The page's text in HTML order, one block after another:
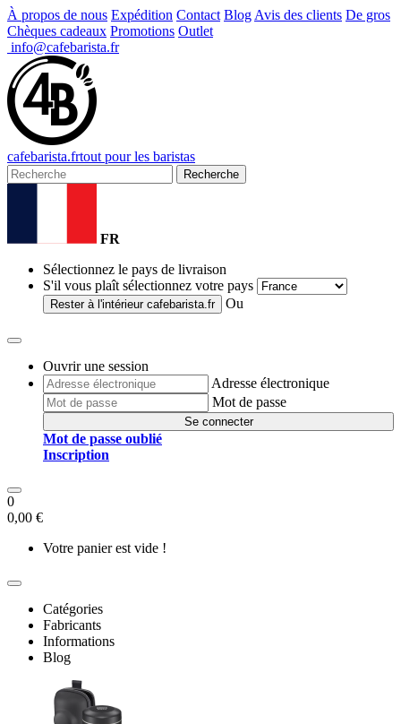
À propos de nous Expédition Contact Blog Avis des clients De gros
Chèques cadeaux Promotions Outlet
info@cafebarista.fr
cafebarista.frtout pour les baristas
Recherche
FR
Sélectionnez le pays de livraison
S'il vous plaît sélectionnez votre pays
Rester à l'intérieur cafebarista.fr Ou
Ouvrir une session
Adresse électronique
Mot de passe
Se connecter
Mot de passe oublié
Inscription
0
0,00 €
Votre panier est vide !
Catégories
Fabricants
Informations
Blog